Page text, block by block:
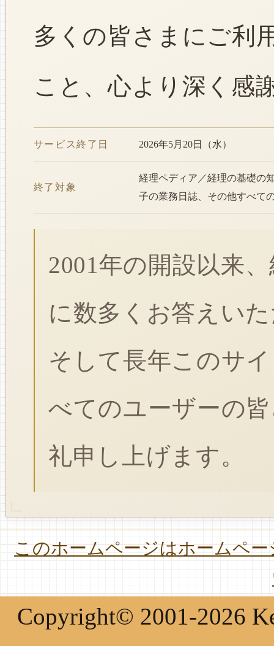
多くの皆さまにご利
こと、心より深く感
サービス終了日 2026年5月20日（水）
終了対象
経理ペディア／経理の基礎の
子の業務日誌、その他すべて
2001年の開設以来
に数多くお答えい
そして長年このサ
べてのユーザーの
礼申し上げます。
このホームページはホームペ
Copyright© 2001-2026